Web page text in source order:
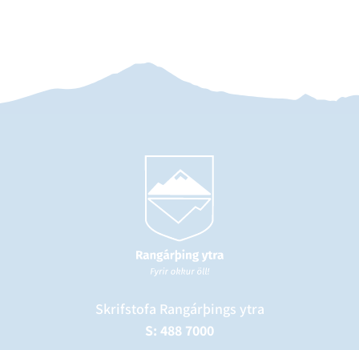
Skrifstofa Rangárþings ytra
S: 488 7000